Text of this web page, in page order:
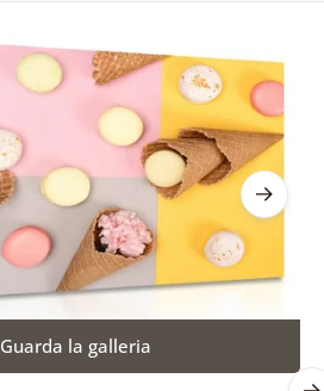
Guarda la galleria